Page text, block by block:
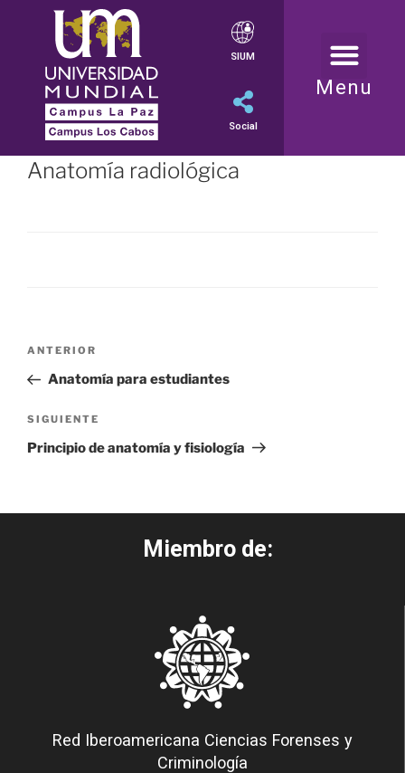
SIUM
Social
Menu
Anatomía radiológica
ANTERIOR
Anatomía para estudiantes
SIGUIENTE
Principio de anatomía y fisiología
Miembro de:
Red Iberoamericana Ciencias Forenses y
Criminología